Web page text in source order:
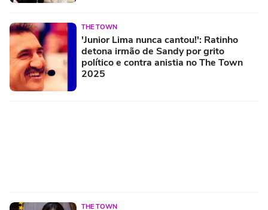
THE TOWN
'Junior Lima nunca cantou!': Ratinho
detona irmão de Sandy por grito
político e contra anistia no The Town
2025
THE TOWN